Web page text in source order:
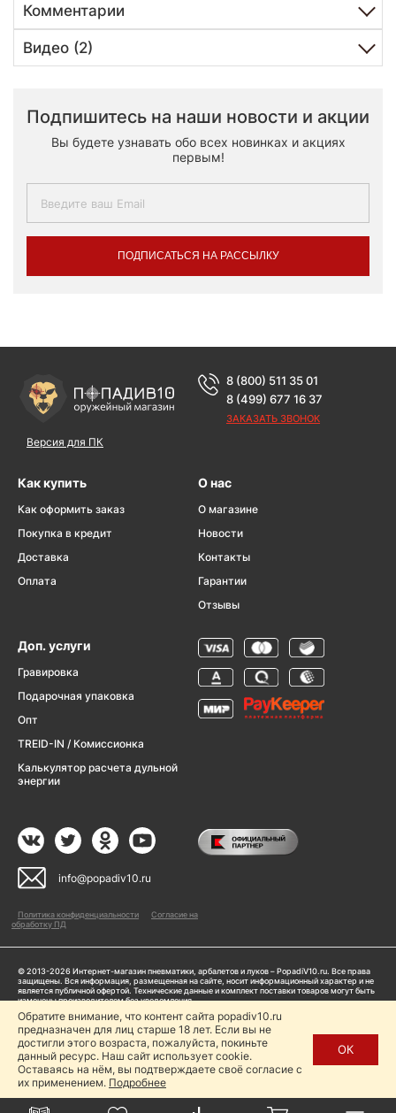
Комментарии
Видео (2)
Подпишитесь на наши новости и акции
Вы будете узнавать обо всех новинках и акциях
первым!
ПОДПИСАТЬСЯ НА РАССЫЛКУ
Версия для ПК
8 (800) 511 35 01
8 (499) 677 16 37
ЗАКАЗАТЬ ЗВОНОК
Как купить
Как оформить заказ
Покупка в кредит
Доставка
Оплата
О нас
О магазине
Новости
Контакты
Гарантии
Отзывы
Доп. услуги
Гравировка
Подарочная упаковка
Опт
TREID-IN / Комиссионка
Калькулятор расчета дульной
энергии
info@popadiv10.ru
Политика конфиденциальности
Согласие на
обработку ПД
© 2013-2026 Интернет-магазин пневматики, арбалетов и луков – PopadiV10.ru. Все права
защищены. Вся информация, размещенная на сайте, носит информационный характер и не
является публичной офертой. Технические данные и комплект поставки товаров могут быть
изменены производителем без уведомления
Пользуясь сайтом Popadiv10.ru, пользователь автоматически соглашается с условиями,
прописанными в
Политике конфиденциальности
Копирование любой информации (тексты, фото, видео и др.) с сайта Popadiv10 запрещено,
за исключением наличия письменного согласия администрации сайта Popadiv10.
Обратите внимание, что контент сайта popadiv10.ru
предназначен для лиц старше 18 лет. Если вы не
достигли этого возраста, пожалуйста, покиньте
данный ресурс. Наш сайт использует cookie.
Оставаясь на нём, вы подтверждаете своё согласие с
их применением. Подробнее
ОК